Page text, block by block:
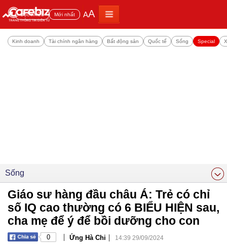
Đọc nhiều Mới nhất AA
Kinh doanh Tài chính ngân hàng Bất động sản Quốc tế Sống Special
Sống
Giáo sư hàng đầu châu Á: Trẻ có chỉ
số IQ cao thường có 6 BIỂU HIỆN sau,
cha mẹ để ý để bồi dưỡng cho con
0 | Ứng Hà Chi | 14:39 29/09/2024